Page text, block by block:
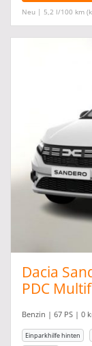
Neu | 5,2 l/100 km
Dacia
PDC
Benzin | 67 PS | 0
Einparkhilfe hinten